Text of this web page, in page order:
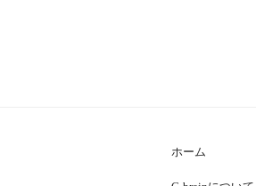
ホーム